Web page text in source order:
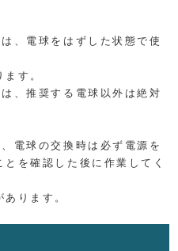
、電球をはずした状態で使
す。
、推奨する電球以外は絶対
電球の交換時は必ず電源を
を確認した後に作業してく
ります。